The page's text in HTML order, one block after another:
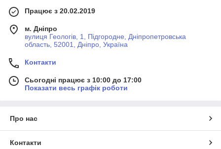
Працює з 20.02.2019
м. Дніпро
вулиця Геологів, 1, Підгородне, Дніпропетровська
область, 52001, Дніпро, Україна
Контакти
Сьогодні працює з 10:00 до 17:00
Показати весь графік роботи
Про нас
Контакти